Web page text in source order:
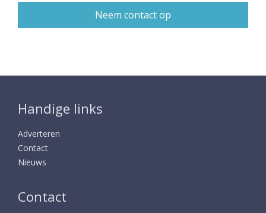
Handige links
Adverteren
Contact
Nieuws
Contact